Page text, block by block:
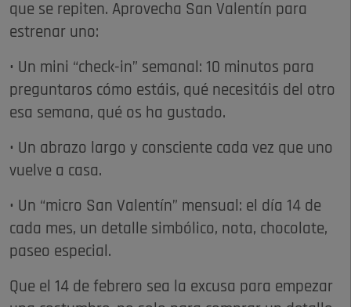
que se repiten. Aprovecha San Valentín para
estrenar uno:
• Un mini “check-in” semanal: 10 minutos para
preguntaros cómo estáis, qué necesitáis del otro
esa semana, qué os ha gustado.
• Un abrazo largo y consciente cada vez que uno
vuelve a casa.​
• Un “micro San Valentín” mensual: el día 14 de
cada mes, un detalle simbólico, nota, chocolate,
paseo especial.
Que el 14 de febrero sea la excusa para empezar